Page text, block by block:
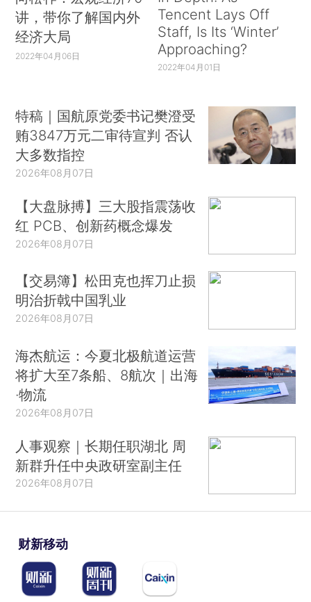
讲，带你了解国内外
经济大局
2022年04月06日
Tencent Lays Off
Staff, Is Its ‘Winter’
Approaching?
2022年04月01日
特稿｜国航原党委书记樊澄受
贿3847万元二审待宣判 否认
大多数指控
2026年08月07日
【大盘脉搏】三大股指震荡收
红 PCB、创新药概念爆发
2026年08月07日
【交易簿】松田克也挥刀止损
明治折戟中国乳业
2026年08月07日
海杰航运：今夏北极航道运营
将扩大至7条船、8航次｜出海
·物流
2026年08月07日
人事观察｜长期任职湖北 周
新群升任中央政研室副主任
2026年08月07日
财新移动